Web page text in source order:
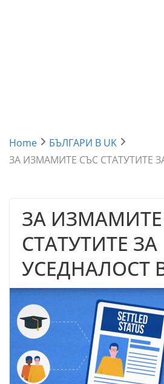
Home
БЪЛГАРИ В UK
ЗА ИЗМАМИТЕ СЪС СТАТУТИТЕ
ЗА
СТАТУТИТЕ ЗА
УСЕДНАЛОСТ